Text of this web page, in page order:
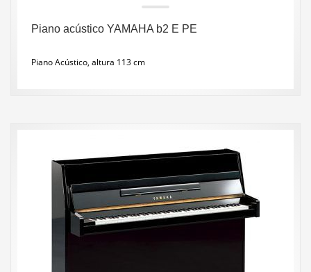
Piano acústico YAMAHA b2 E PE
Piano Acústico, altura 113 cm